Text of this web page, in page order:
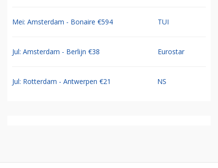
Mei: Amsterdam - Bonaire €594 TUI
Jul: Amsterdam - Berlijn €38 Eurostar
Jul: Rotterdam - Antwerpen €21 NS